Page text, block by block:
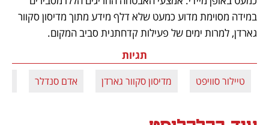
גארדן, למרות ימים של פעילות קדחתנית סביב המקום.
תגיות
טיילור סוויפט מדיסון סקוור גארדן אדם סנדלר